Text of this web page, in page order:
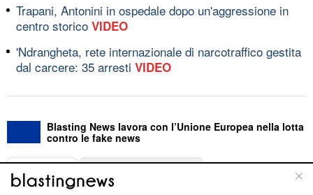
Trapani, Antonini in ospedale dopo un'aggressione in
centro storico VIDEO
'Ndrangheta, rete internazionale di narcotraffico gestita
dal carcere: 35 arresti VIDEO
Blasting News lavora con l’Unione Europea nella lotta
contro le fake news
ABOUT